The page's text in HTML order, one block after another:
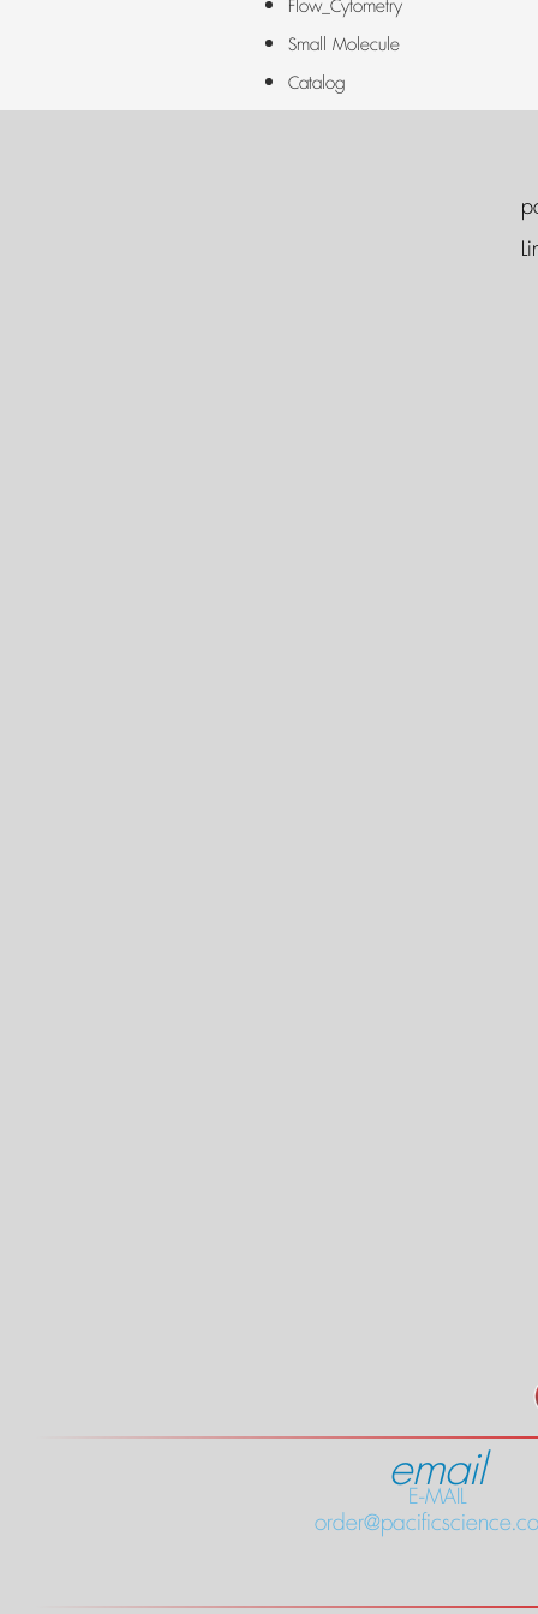
Flow_Cytometry
Small Molecule
Catalog
email
E-MAIL